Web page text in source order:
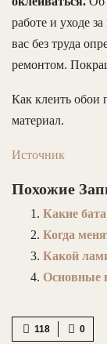
работе и уходе
вас без труда
ремонтом.
Как клеить обои
материал.
Источник
Похожие
Какие
Когда
Какой
Основные
0
118